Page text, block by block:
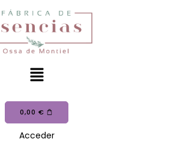
0,00 €
Acceder